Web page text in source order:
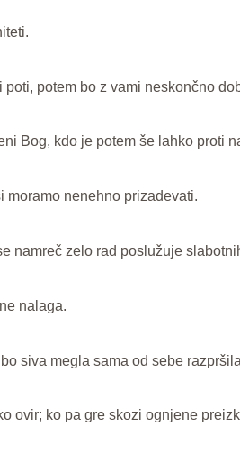
potem bo z vami neskončno
Bog, kdo je potem še lahko proti
nenehno prizadevati.
namreč zelo rad poslužuje
nalaga.
siva megla sama od sebe
ovir; ko pa gre skozi ognjene